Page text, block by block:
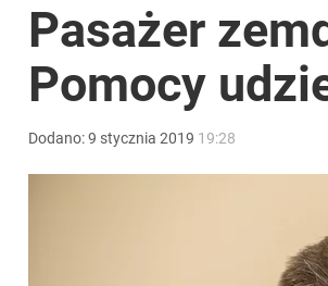
Pasażer
Pomocy
Dodano:9 stycznia 2019 19:28